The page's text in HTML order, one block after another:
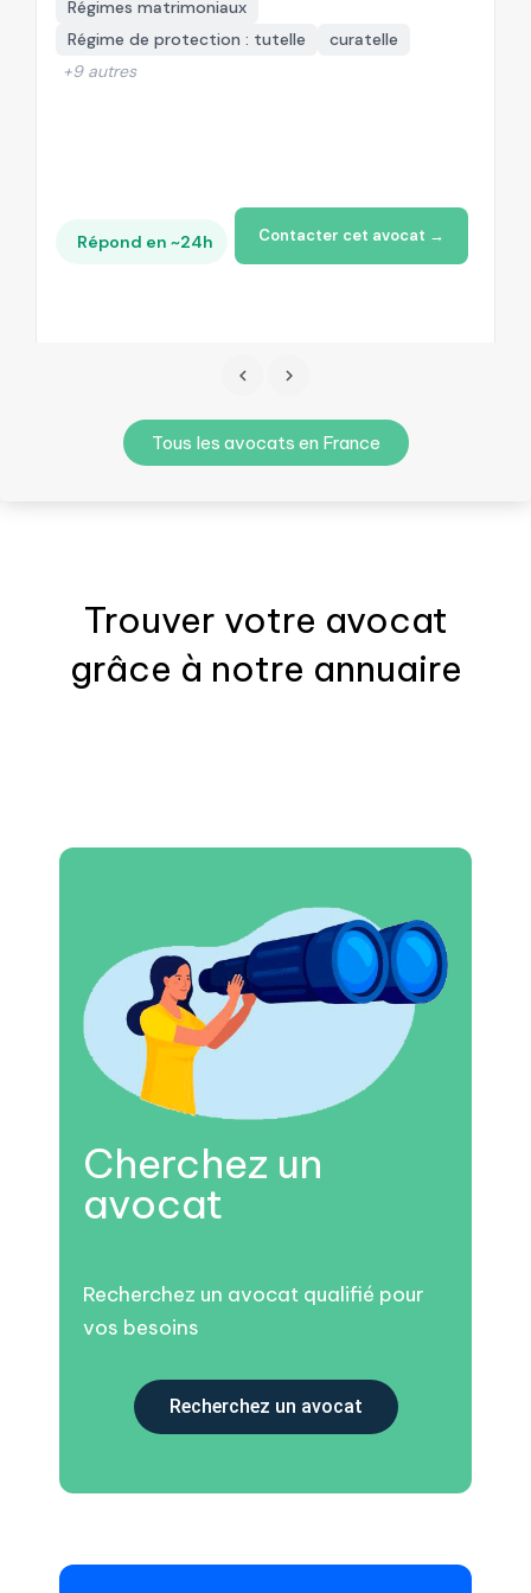
Régimes matrimoniaux
Régime de protection : tutelle
curatelle
+9 autres
Répond en ~24h Contacter cet avocat →
Tous les avocats en France
Trouver votre avocat
grâce à notre annuaire
Cherchez un
avocat
Recherchez un avocat qualifié pour
vos besoins
Recherchez un avocat